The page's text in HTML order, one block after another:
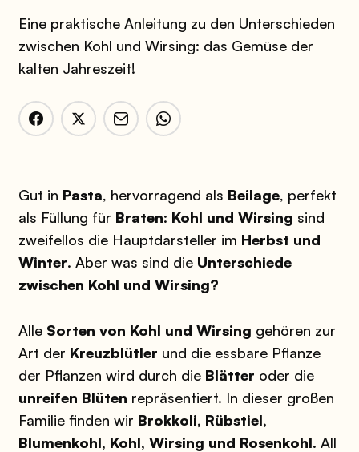
Eine praktische Anleitung zu den Unterschieden
zwischen Kohl und Wirsing: das Gemüse der
kalten Jahreszeit!
Gut in Pasta, hervorragend als Beilage, perfekt
als Füllung für Braten: Kohl und Wirsing sind
zweifellos die Hauptdarsteller im Herbst und
Winter. Aber was sind die Unterschiede
zwischen Kohl und Wirsing?
Alle Sorten von Kohl und Wirsing gehören zur
Art der Kreuzblütler und die essbare Pflanze
der Pflanzen wird durch die Blätter oder die
unreifen Blüten repräsentiert. In dieser großen
Familie finden wir Brokkoli, Rübstiel,
Blumenkohl, Kohl, Wirsing und Rosenkohl. All